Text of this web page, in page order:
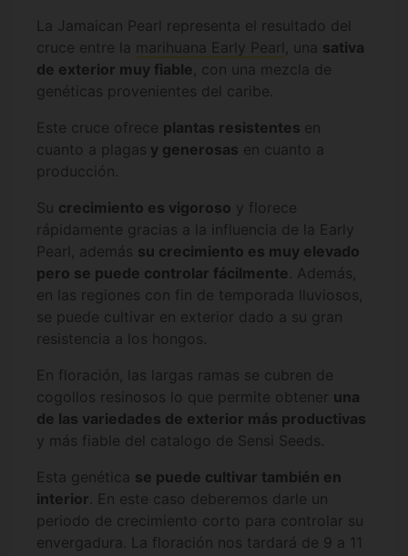
La Jamaican Pearl representa el resultado del
cruce entre la
marihuana Early Pearl , una sativa
de exterior muy fiable, con una mezcla de
genéticas provenientes del caribe.
Este cruce ofrece plantas resistentes en
cuanto a plagas y generosas en cuanto a
producción.
Su crecimiento es vigoroso y florece
rápidamente gracias a la influencia de la Early
Pearl, además su crecimiento es muy elevado
pero se puede controlar fácilmente. Además,
en las regiones con fin de temporada lluviosos,
se puede cultivar en exterior dado a su gran
resistencia a los hongos.
En floración, las largas ramas se cubren de
cogollos resinosos lo que permite obtener una
de las variedades de exterior más productivas
y más fiable del catalogo de Sensi Seeds.
Esta genética se puede cultivar también en
interior. En este caso deberemos darle un
periodo de crecimiento corto para controlar su
envergadura. La floración nos tardará de 9 a 11